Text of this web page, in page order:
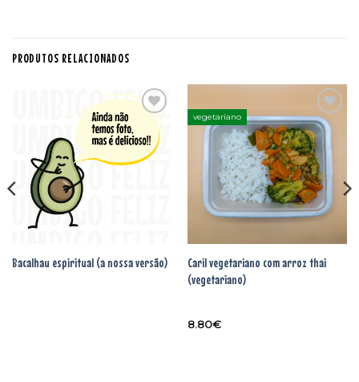
PRODUTOS RELACIONADOS
Adicionar
aos
favoritos
Bacalhau espiritual (a nossa versão)
vegetariano
Adicionar
aos
favoritos
Caril vegetariano com arroz thai
(vegetariano)
8.80€